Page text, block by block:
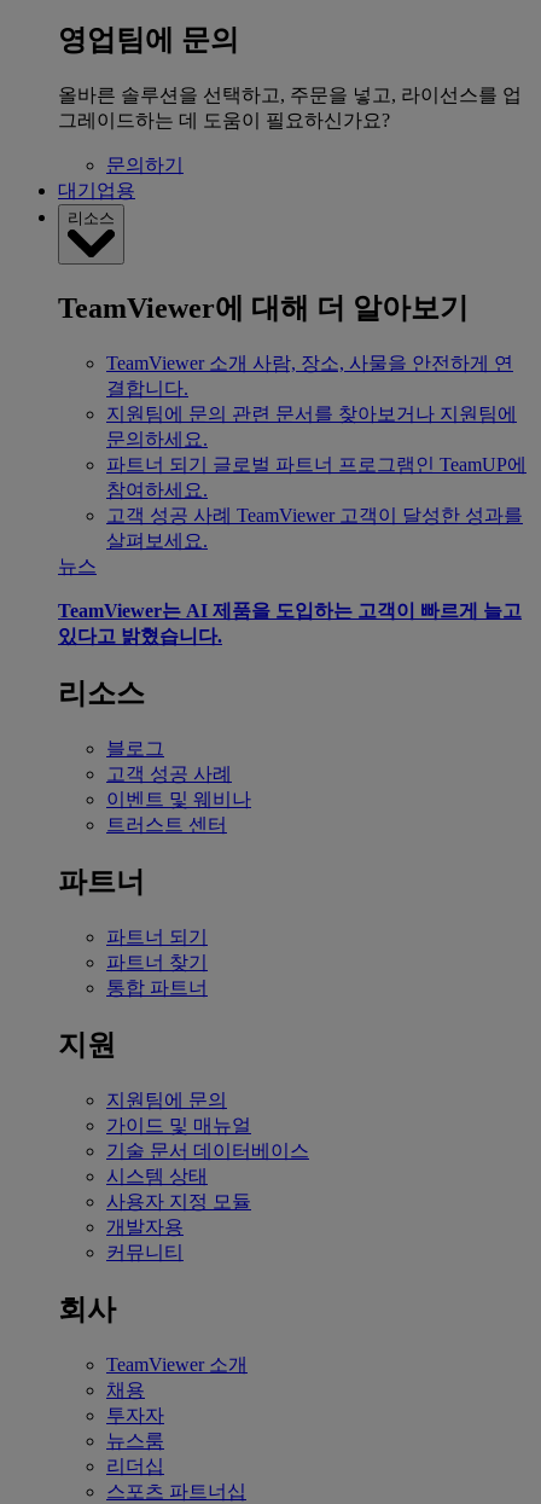
영업팀에 문의
올바른 솔루션을 선택하고, 주문을 넣고, 라이선스를 업
그레이드하는 데 도움이 필요하신가요?
문의하기
대기업용
리소스
TeamViewer에 대해 더 알아보기
TeamViewer 소개 사람, 장소, 사물을 안전하게 연
결합니다.
지원팀에 문의 관련 문서를 찾아보거나 지원팀에
문의하세요.
파트너 되기
글로벌 파트너 프로그램인 TeamUP에
참여하세요.
고객 성공 사례 TeamViewer 고객이 달성한 성과를
살펴보세요.
뉴스
TeamViewer는 AI 제품을 도입하는 고객이 빠르게 늘고
있다고 밝혔습니다.
리소스
블로그
고객 성공 사례
이벤트 및 웨비나
트러스트 센터
파트너
파트너 되기
파트너 찾기
통합 파트너
지원
지원팀에 문의
가이드 및 매뉴얼
기술 문서 데이터베이스
시스템 상태
사용자 지정 모듈
개발자용
커뮤니티
회사
TeamViewer 소개
채용
투자자
뉴스룸
리더십
스포츠 파트너십